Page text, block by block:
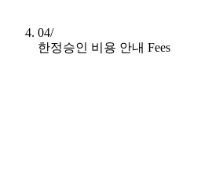
04/
한정승인 비용 안내 Fees